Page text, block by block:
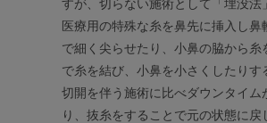
すが、切らない施術として「埋没法
医療用の特殊な糸を鼻先に挿入し鼻
で細く尖らせたり、小鼻の脇から糸
で糸を結び、小鼻を小さくしたりす
切開を伴う施術に比べダウンタイム
り、抜糸をすることで元の状態に戻